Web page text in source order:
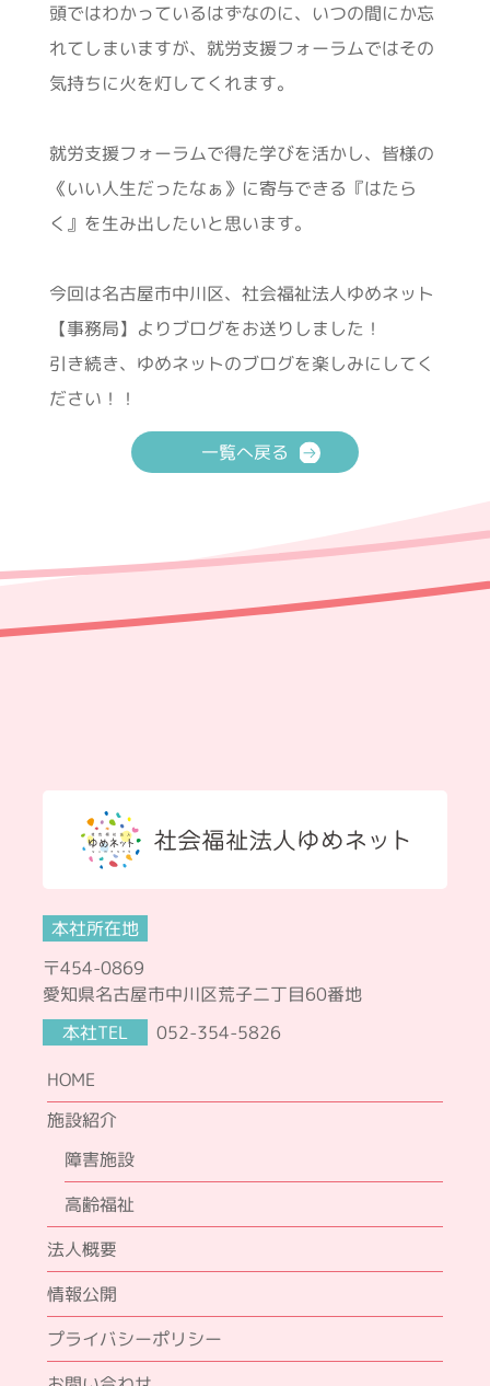
頭ではわかっているはずなのに、いつの間にか忘
れてしまいますが、就労支援フォーラムではその
気持ちに火を灯してくれます。
就労支援フォーラムで得た学びを活かし、皆様の
《いい人生だったなぁ》に寄与できる『はたら
く』を生み出したいと思います。
今回は名古屋市中川区、社会福祉法人ゆめネット
【事務局】よりブログをお送りしました！
引き続き、ゆめネットのブログを楽しみにしてく
ださい！！
一覧へ戻る
本社所在地
〒454-0869
愛知県名古屋市中川区荒子二丁目60番地
本社TEL
052-354-5826
HOME
施設紹介
障害施設
高齢福祉
法人概要
情報公開
プライバシーポリシー